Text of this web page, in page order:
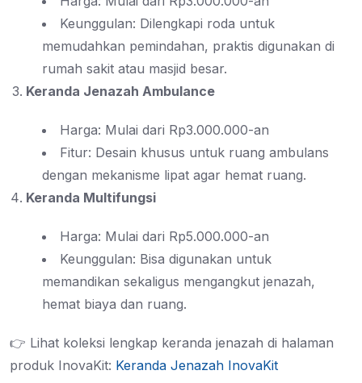
Keunggulan: Dilengkapi roda untuk
memudahkan pemindahan, praktis digunakan di
rumah sakit atau masjid besar.
Keranda Jenazah Ambulance
Harga: Mulai dari Rp3.000.000-an
Fitur: Desain khusus untuk ruang ambulans
dengan mekanisme lipat agar hemat ruang.
Keranda Multifungsi
Harga: Mulai dari Rp5.000.000-an
Keunggulan: Bisa digunakan untuk
memandikan sekaligus mengangkut jenazah,
hemat biaya dan ruang.
👉 Lihat koleksi lengkap keranda jenazah di halaman
produk InovaKit: Keranda Jenazah InovaKit